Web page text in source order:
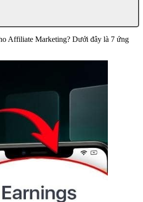
Affiliate Marketing? Dưới đây là 7 ứng